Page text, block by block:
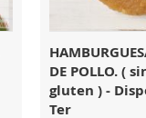
DE POLLO. (
gluten ) -
Ter